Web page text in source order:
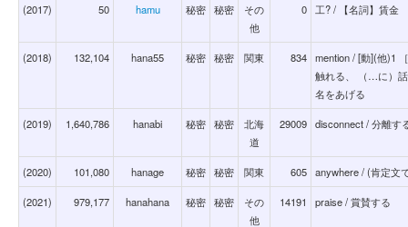
(2017) 50 hamu 秘密 秘密
その
他
0 工? / 【名詞】賃金
(2018) 132,104 hana55 秘密 秘密 関東 834 mention / [動](他)1
触れる、 （…に）
名をあげる
(2019) 1,640,786 hanabi 秘密 秘密
北海
道
29009 disconnect / 分離す
(2020) 101,080 hanage 秘密 秘密 関東 605 anywhere / (肯定文
(2021) 979,177 hanahana 秘密 秘密
その
他
14191 praise / 賞賛する